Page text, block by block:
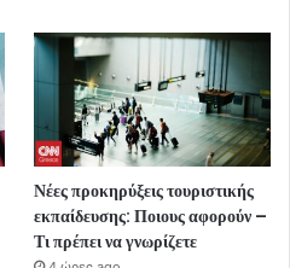
Νέες προκηρύξεις τουριστικής
εκπαίδευσης: Ποιους αφορούν –
Τι πρέπει να γνωρίζετε